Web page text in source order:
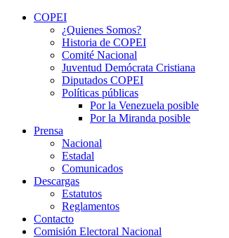
COPEI
¿Quienes Somos?
Historia de COPEI
Comité Nacional
Juventud Demócrata Cristiana
Diputados COPEI
Políticas públicas
Por la Venezuela posible
Por la Miranda posible
Prensa
Nacional
Estadal
Comunicados
Descargas
Estatutos
Reglamentos
Contacto
Comisión Electoral Nacional